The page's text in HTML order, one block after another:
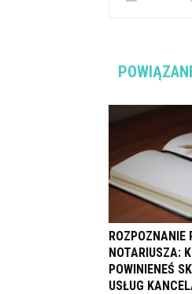
ROZPOZNANIE
NOTARIUSZA:
POWINIENEŚ
USŁUG